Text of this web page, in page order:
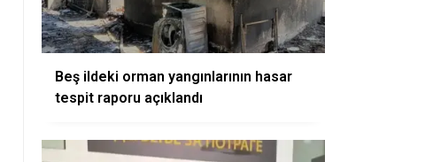
Beş ildeki orman yangınlarının hasar
tespit raporu açıklandı